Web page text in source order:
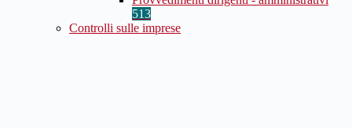
513
Controlli sulle imprese